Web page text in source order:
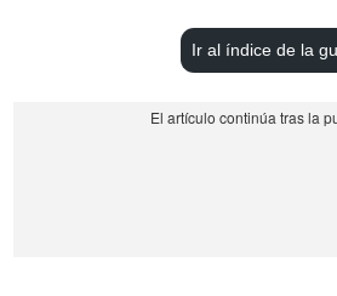
Ir al índice de la